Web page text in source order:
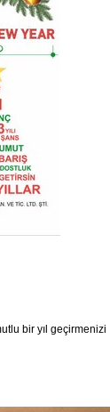
bir yıl geçirmenizi